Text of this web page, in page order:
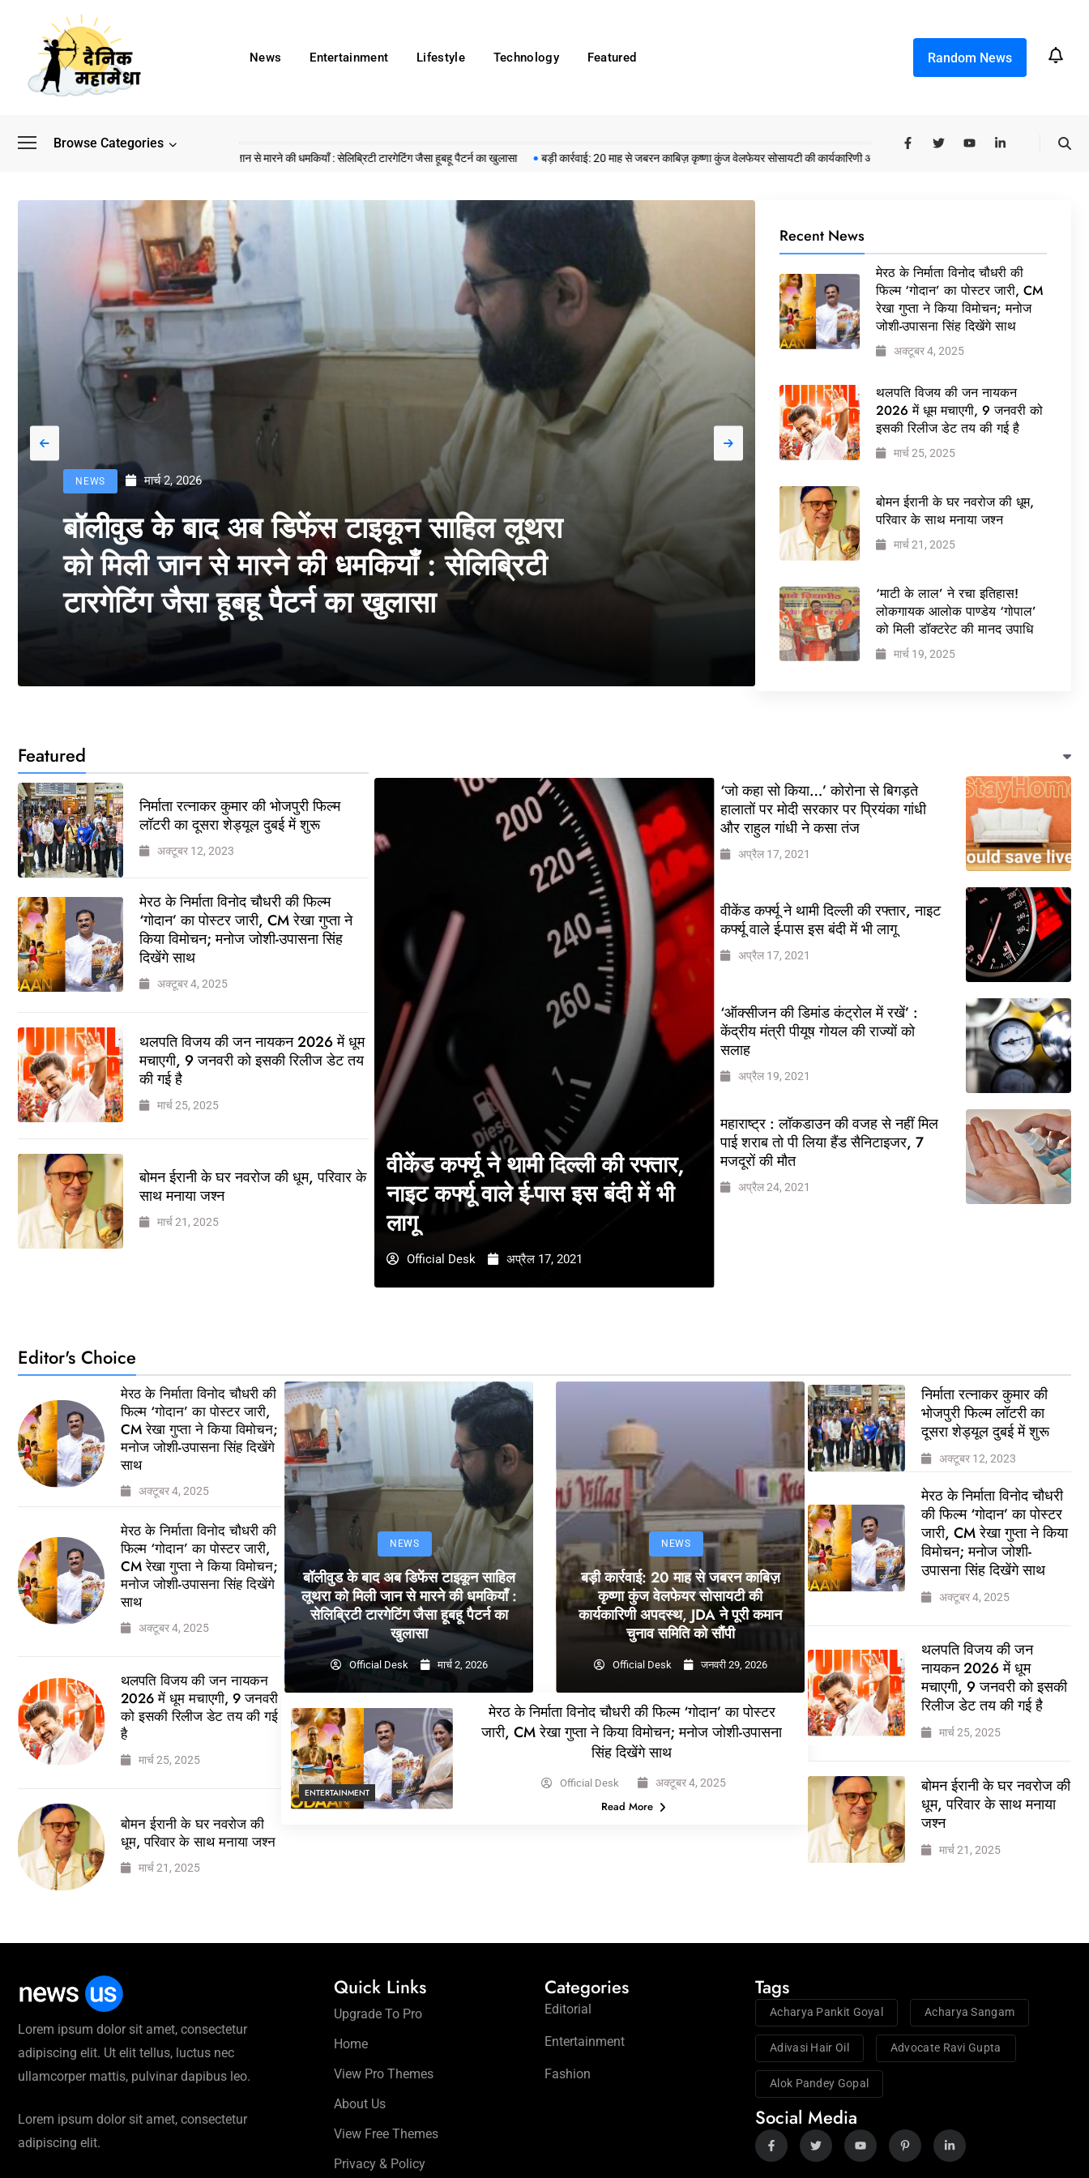
News Entertainment Lifestyle Technology Featured Random News
Browse Categories
अब डिफेंस टाइकून साहिल लूथरा को मिली जान से मारने की धमकियाँ : सेलिब्रिटी टारगेटिंग जैसा हूबहू पैटर्न का खुलासा बड़ी कार्रवाई: 20 माह से जबरन काबिज़ कृष्णा कुंज वेलफेयर सोसायटी की कार्यकारिणी अपदस्थ, JDA ने पूरी कमान चुनाव समिति को सौंपी
NEWS मार्च 2, 2026
बॉलीवुड के बाद अब डिफेंस टाइकून साहिल लूथरा
को मिली जान से मारने की धमकियाँ : सेलिब्रिटी
टारगेटिंग जैसा हूबहू पैटर्न का खुलासा
बड़ी कार्रवाई: 20 माह से
वेलफेयर सोसायटी की
ने पूरी कमान चुनाव समिति
Recent News
मेरठ के निर्माता विनोद चौधरी की
फिल्म ‘गोदान’ का पोस्टर जारी, CM
रेखा गुप्ता ने किया विमोचन; मनोज
जोशी-उपासना सिंह दिखेंगे साथ
अक्टूबर 4, 2025
थलपति विजय की जन नायकन
2026 में धूम मचाएगी, 9 जनवरी को
इसकी रिलीज डेट तय की गई है
मार्च 25, 2025
बोमन ईरानी के घर नवरोज की धूम,
परिवार के साथ मनाया जश्न
मार्च 21, 2025
‘माटी के लाल’ ने रचा इतिहास!
लोकगायक आलोक पाण्डेय ‘गोपाल’
को मिली डॉक्टरेट की मानद उपाधि
मार्च 19, 2025
Featured
निर्माता रत्नाकर कुमार की भोजपुरी फिल्म
लॉटरी का दूसरा शेड्यूल दुबई में शुरू
अक्टूबर 12, 2023
मेरठ के निर्माता विनोद चौधरी की फिल्म
‘गोदान’ का पोस्टर जारी, CM रेखा गुप्ता ने
किया विमोचन; मनोज जोशी-उपासना सिंह
दिखेंगे साथ
अक्टूबर 4, 2025
थलपति विजय की जन नायकन 2026 में धूम
मचाएगी, 9 जनवरी को इसकी रिलीज डेट तय
की गई है
मार्च 25, 2025
बोमन ईरानी के घर नवरोज की धूम, परिवार के
साथ मनाया जश्न
मार्च 21, 2025
वीकेंड कर्फ्यू ने थामी दिल्ली की रफ्तार,
नाइट कर्फ्यू वाले ई-पास इस बंदी में भी
लागू
Official Desk अप्रैल 17, 2021
‘जो कहा सो किया…’ कोरोना से बिगड़ते
हालातों पर मोदी सरकार पर प्रियंका गांधी
और राहुल गांधी ने कसा तंज
अप्रैल 17, 2021
वीकेंड कर्फ्यू ने थामी दिल्ली की रफ्तार, नाइट
कर्फ्यू वाले ई-पास इस बंदी में भी लागू
अप्रैल 17, 2021
‘ऑक्सीजन की डिमांड कंट्रोल में रखें’ :
केंद्रीय मंत्री पीयूष गोयल की राज्यों को
सलाह
अप्रैल 19, 2021
महाराष्ट्र : लॉकडाउन की वजह से नहीं मिल
पाई शराब तो पी लिया हैंड सैनिटाइजर, 7
मजदूरों की मौत
अप्रैल 24, 2021
Editor's Choice
मेरठ के निर्माता विनोद चौधरी की
फिल्म ‘गोदान’ का पोस्टर जारी,
CM रेखा गुप्ता ने किया विमोचन;
मनोज जोशी-उपासना सिंह दिखेंगे
साथ
अक्टूबर 4, 2025
मेरठ के निर्माता विनोद चौधरी की
फिल्म ‘गोदान’ का पोस्टर जारी,
CM रेखा गुप्ता ने किया विमोचन;
मनोज जोशी-उपासना सिंह दिखेंगे
साथ
अक्टूबर 4, 2025
थलपति विजय की जन नायकन
2026 में धूम मचाएगी, 9 जनवरी
को इसकी रिलीज डेट तय की गई
है
मार्च 25, 2025
बोमन ईरानी के घर नवरोज की
धूम, परिवार के साथ मनाया जश्न
मार्च 21, 2025
NEWS
बॉलीवुड के बाद अब डिफेंस टाइकून साहिल
लूथरा को मिली जान से मारने की धमकियाँ :
सेलिब्रिटी टारगेटिंग जैसा हूबहू पैटर्न का
खुलासा
Official Desk मार्च 2, 2026
NEWS
बड़ी कार्रवाई: 20 माह से जबरन काबिज़
कृष्णा कुंज वेलफेयर सोसायटी की
कार्यकारिणी अपदस्थ, JDA ने पूरी कमान
चुनाव समिति को सौंपी
Official Desk जनवरी 29, 2026
ENTERTAINMENT
मेरठ के निर्माता विनोद चौधरी की फिल्म ‘गोदान’ का पोस्टर
जारी, CM रेखा गुप्ता ने किया विमोचन; मनोज जोशी-उपासना
सिंह दिखेंगे साथ
Official Desk अक्टूबर 4, 2025
Read More
निर्माता रत्नाकर कुमार की
भोजपुरी फिल्म लॉटरी का
दूसरा शेड्यूल दुबई में शुरू
अक्टूबर 12, 2023
मेरठ के निर्माता विनोद चौधरी
की फिल्म ‘गोदान’ का पोस्टर
जारी, CM रेखा गुप्ता ने किया
विमोचन; मनोज जोशी-
उपासना सिंह दिखेंगे साथ
अक्टूबर 4, 2025
थलपति विजय की जन
नायकन 2026 में धूम
मचाएगी, 9 जनवरी को इसकी
रिलीज डेट तय की गई है
मार्च 25, 2025
बोमन ईरानी के घर नवरोज की
धूम, परिवार के साथ मनाया
जश्न
मार्च 21, 2025
Lorem ipsum dolor sit amet, consectetur
adipiscing elit. Ut elit tellus, luctus nec
ullamcorper mattis, pulvinar dapibus leo.
Lorem ipsum dolor sit amet, consectetur
adipiscing elit.
Quick Links
Upgrade To Pro
Home
View Pro Themes
About Us
View Free Themes
Privacy & Policy
Categories
Editorial
Entertainment
Fashion
Tags
Acharya Pankit Goyal Acharya Sangam
Adivasi Hair Oil Advocate Ravi Gupta
Alok Pandey Gopal
Social Media